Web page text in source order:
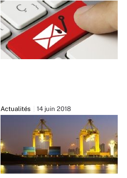
Actualités 14 juin 2018